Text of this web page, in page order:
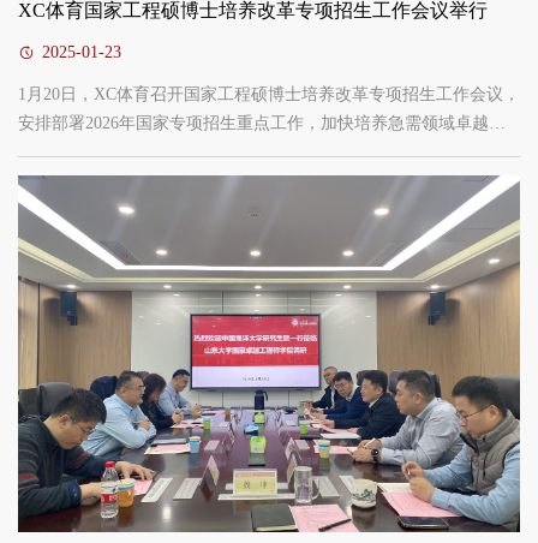
XC体育国家工程硕博士培养改革专项招生工作会议举行
2025-01-23
1月20日，XC体育召开国家工程硕博士培养改革专项招生工作会议，
安排部署2026年国家专项招生重点工作，加快培养急需领域卓越工
体育执行经理韩勃出席会议并讲话。研究生院、研工部专业学位教
育办公室主任，XC体育副经理郑彬主持会议。韩勃介绍了国家工程
硕博士培养改革专项开展情况和卓越工程师人才培养探索成效，要
求立足服务国家重大战略...